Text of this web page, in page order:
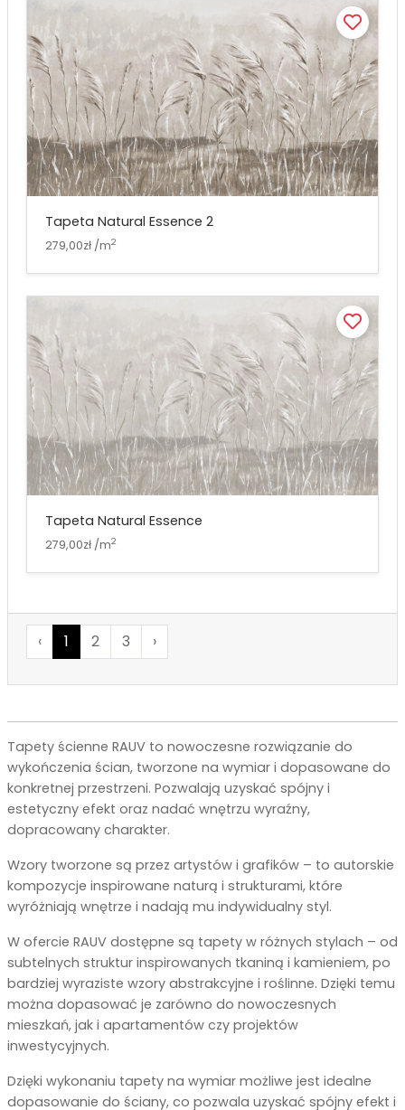
Tapeta Natural Essence 2
279,00zł /m2
Tapeta Natural Essence
279,00zł /m2
‹ 1 2 3 ›
Tapety ścienne RAUV to nowoczesne rozwiązanie do
wykończenia ścian, tworzone na wymiar i dopasowane do
konkretnej przestrzeni. Pozwalają uzyskać spójny i
estetyczny efekt oraz nadać wnętrzu wyraźny,
dopracowany charakter.
Wzory tworzone są przez artystów i grafików – to autorskie
kompozycje inspirowane naturą i strukturami, które
wyróżniają wnętrze i nadają mu indywidualny styl.
W ofercie RAUV dostępne są tapety w różnych stylach – od
subtelnych struktur inspirowanych tkaniną i kamieniem, po
bardziej wyraziste wzory abstrakcyjne i roślinne. Dzięki temu
można dopasować je zarówno do nowoczesnych
mieszkań, jak i apartamentów czy projektów
inwestycyjnych.
Dzięki wykonaniu tapety na wymiar możliwe jest idealne
dopasowanie do ściany, co pozwala uzyskać spójny efekt i